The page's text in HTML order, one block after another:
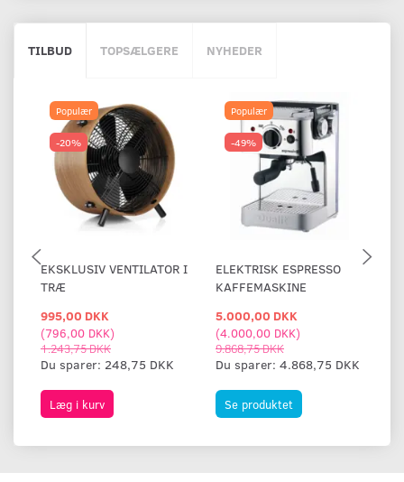
TILBUD TOPSÆLGERE NYHEDER
Populær
-20%
EKSKLUSIV VENTILATOR I
TRÆ
995,00 DKK
(796,00 DKK)
1.243,75 DKK
Du sparer: 248,75 DKK
Læg i kurv
Populær
-49%
ELEKTRISK ESPRESSO
KAFFEMASKINE
5.000,00 DKK
(4.000,00 DKK)
9.868,75 DKK
Du sparer: 4.868,75 DKK
Se produktet